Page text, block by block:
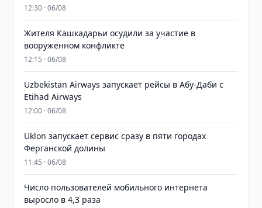
12:30 · 06/08
Жителя Кашкадарьи осудили за участие в
вооруженном конфликте
12:15 · 06/08
Uzbekistan Airways запускает рейсы в Абу-Даби с
Etihad Airways
12:00 · 06/08
Uklon запускает сервис сразу в пяти городах
Ферганской долины
11:45 · 06/08
Число пользователей мобильного интернета
выросло в 4,3 раза